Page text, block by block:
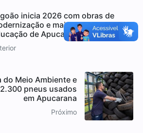
inicia 2026 com obras de
e mais avanços na
de Apucarana
do Meio Ambiente e
pneus usados
em Apucarana
Próximo